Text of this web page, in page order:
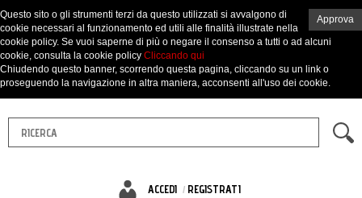
ACCEDI REGISTRATI
Approva
Questo sito o gli strumenti terzi da questo utilizzati si avvalgono di
cookie necessari al funzionamento ed utili alle finalità illustrate nella
cookie policy. Se vuoi saperne di più o negare il consenso a tutti o ad alcuni
cookie, consulta la cookie policy Cliccando qui
Chiudendo questo banner, scorrendo questa pagina, cliccando su un link o
proseguendo la navigazione in altra maniera, acconsenti all'uso dei cookie.